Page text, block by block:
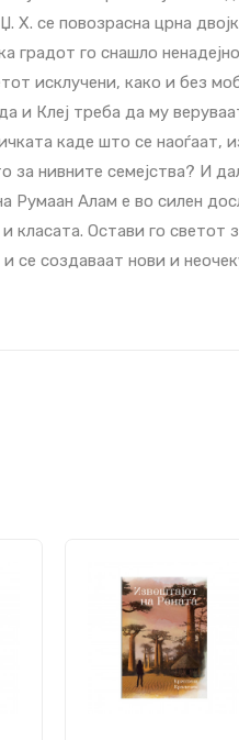
Х. се повозрасна црна
градот го снашло
исклучени, како и без
и Клеј треба да му
каде што се наоѓаат,
за нивните семејства? И
Румаан Алам е во силен
класата. Остави го светот
се создаваат нови и